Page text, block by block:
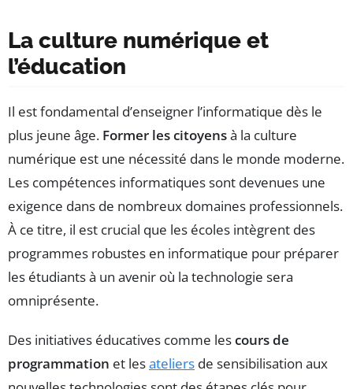
La culture numérique et
l’éducation
Il est fondamental d’enseigner l’informatique dès le
plus jeune âge. Former les citoyensà la culture
numérique est une nécessité dans le monde moderne.
Les compétences informatiques sont devenues une
exigence dans de nombreux domaines professionnels.
À ce titre, il est crucial que les écoles intègrent des
programmes robustes en informatique pour préparer
les étudiants à un avenir où la technologie sera
omniprésente.
Des initiatives éducatives comme lescours de
programmation et lesateliers de sensibilisation aux